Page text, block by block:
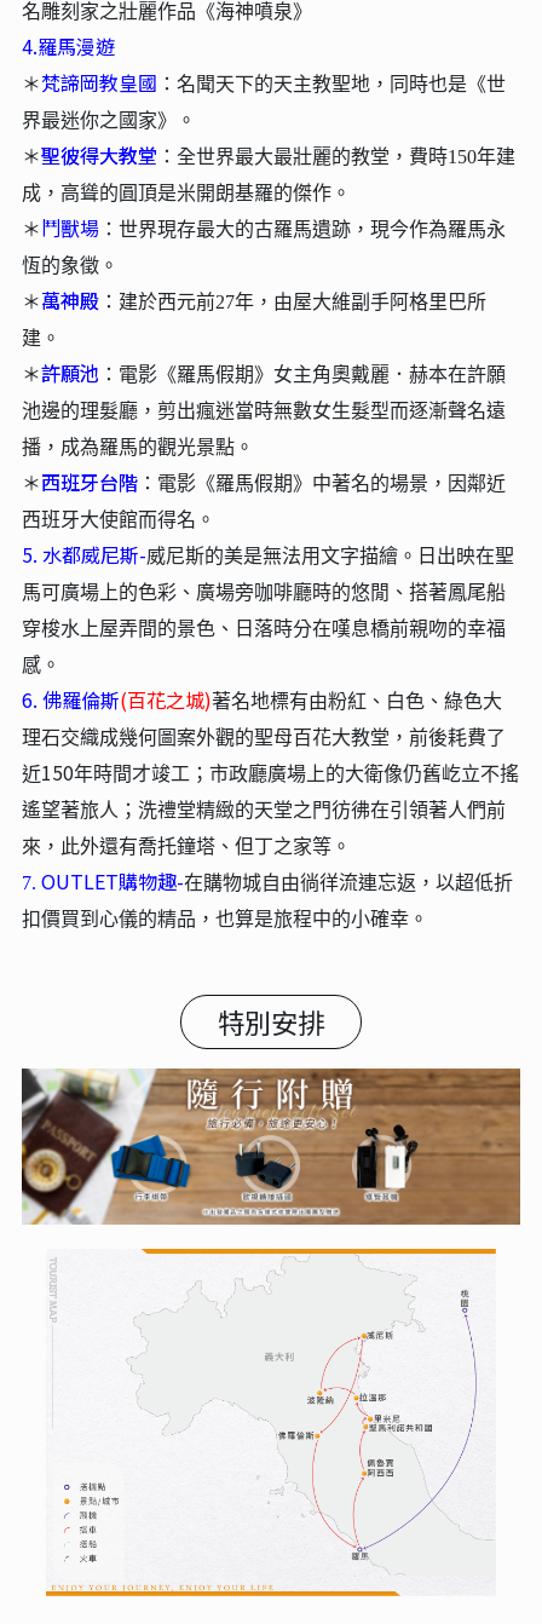
名雕刻家之壯麗作品《海神噴泉》
4.羅馬漫遊
＊梵諦岡教皇國 ：名聞天下的天主教聖地，同時也是《世
界最迷你之國家》。
＊聖彼得大教堂 ：全世界最大最壯麗的教堂，費時150年建
成，高聳的圓頂是米開朗基羅的傑作。
＊鬥獸場 ：世界現存最大的古羅馬遺跡，現今作為羅馬永
恆的象徵。
＊萬神殿：建於西元前27年，由屋大維副手阿格里巴所
建。
＊許願池 ：電影《羅馬假期》女主角奧戴麗．赫本在許願
池邊的理髮廳，剪出瘋迷當時無數女生髮型而逐漸聲名遠
播，成為羅馬的觀光景點。
＊西班牙台階：電影《羅馬假期》中著名的場景，因鄰近
西班牙大使館而得名。
5. 水都威尼斯-威尼斯的美是無法用文字描繪。日出映在聖
馬可廣場上的色彩、廣場旁咖啡廳時的悠閒、搭著鳳尾船
穿梭水上屋弄間的景色、日落時分在嘆息橋前親吻的幸福
感。
6. 佛羅倫斯(百花之城)著名地標有由粉紅、白色、綠色大
理石交織成幾何圖案外觀的聖母百花大教堂，前後耗費了
近150年時間才竣工；市政廳廣場上的大衛像仍舊屹立不搖
遙望著旅人；洗禮堂精緻的天堂之門彷彿在引領著人們前
來，此外還有喬托鐘塔、但丁之家等。
7. OUTLET購物趣-在購物城自由徜徉流連忘返，以超低折
扣價買到心儀的精品，也算是旅程中的小確幸。
特別安排